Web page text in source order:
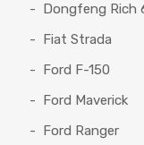
Dongfeng Rich
Fiat Strada
Ford F-150
Ford Maverick
Ford Ranger